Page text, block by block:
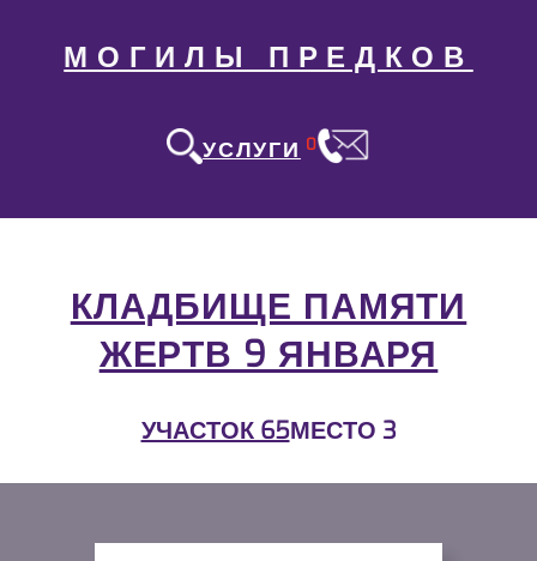
МОГИЛЫ ПРЕДКОВ
УСЛУГИ 0
КЛАДБИЩЕ ПАМЯТИ
ЖЕРТВ 9 ЯНВАРЯ
УЧАСТОК 65МЕСТО 3